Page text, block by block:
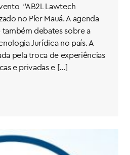
“AB2L Lawtech
no Píer Mauá. A agenda
debates sobre a
Jurídica no país. A
pela troca de experiências
e privadas e […]